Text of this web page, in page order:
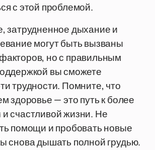
с этой проблемой.
затрудненное дыхание и
могут быть вызваны
но с правильным
вы сможете
трудности. Помните, что
здоровье — это путь к более
счастливой жизни. Не
помощи и пробовать новые
снова дышать полной грудью.